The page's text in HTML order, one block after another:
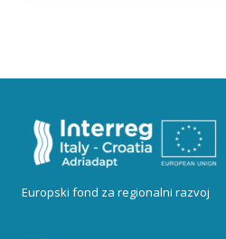
Europski fond za regionalni razvoj